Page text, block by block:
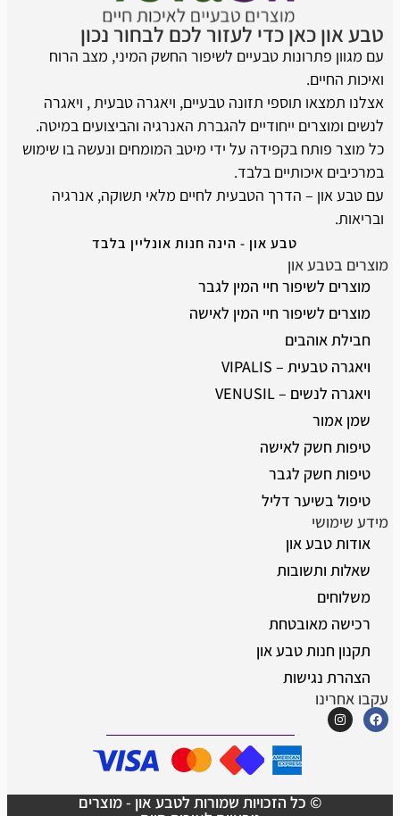
טבע און כאן כדי לעזור לכם לבחור נכון
עם מגוון פתרונות טבעיים לשיפור החשק המיני, מצב הרוח
ואיכות החיים.
אצלנו תמצאו תוספי תזונה טבעיים, ויאגרה טבעית , ויאגרה
לנשים ומוצרים ייחודיים להגברת האנרגיה והביצועים במיטה.
כל מוצר פותח בקפידה על ידי מיטב המומחים ונעשה בו שימוש
במרכיבים איכותיים בלבד.
עם טבע און – הדרך הטבעית לחיים מלאי תשוקה, אנרגיה
ובריאות.
טבע און - הינה חנות אונליין בלבד
מוצרים בטבע און
מוצרים לשיפור חיי המין לגבר
מוצרים לשיפור חיי המין לאישה
חבילת אוהבים
ויאגרה טבעית – VIPALIS
ויאגרה לנשים – VENUSIL
שמן אמור
טיפות חשק לאישה
טיפות חשק לגבר
טיפול בשיער דליל
מידע שימושי
אודות טבע און
שאלות ותשובות
משלוחים
רכישה מאובטחת
תקנון חנות טבע און
הצהרת נגישות
עקבו אחרינו
© כל הזכויות שמורות לטבע און - מוצרים